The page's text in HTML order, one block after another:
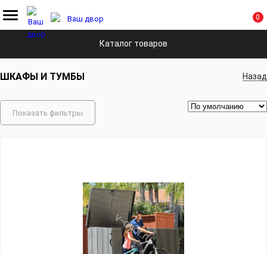
0
Каталог товаров
Главная Каталог Хранение
ШКАФЫ И ТУМБЫ Назад
Показать фильтры